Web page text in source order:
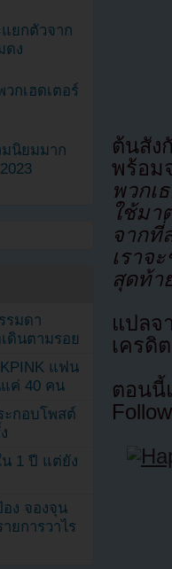
ต้นสัง
พร้อม
พวกเ
ใช้มา
จากที่
เราจ
สุดท้า
แปล
เครดิ
ตอนนี้
แยกตัวจาก
ดง
กเฮดเตอร์
นิยมมาก
รมดา
ดินตามรอย
แฟน
ค่ 40 คน
ะกอบโพสต์
1 ปี แต่ยัง
ง จองจุน
ยการวาไร